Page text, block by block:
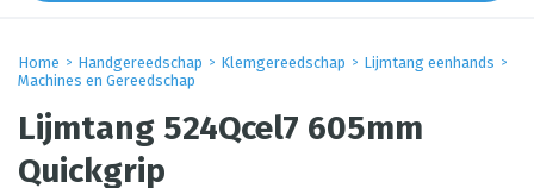
Home Handgereedschap Klemgereedschap
Lijmtang eenhands
Machines en Gereedschap
Lijmtang 524Qcel7 605mm
Quickgrip